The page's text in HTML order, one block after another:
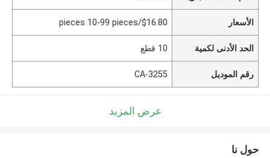
الأسعار $16.80/pieces 10-99 pieces
الحد الأدنى لكمية 10 قطع
رقم الموديل CA-3255
عرض المزيد
حول نا